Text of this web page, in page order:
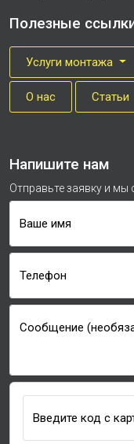
Полезные
Услуги монтажа
О нас Cтатьи
Напишите нам
Отправьте заявку и
Ваше имя
Телефон
Сообщение
Введите код с